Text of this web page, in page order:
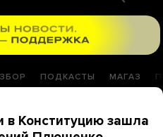
ПОДКАСТЫ МАГАЗ
в Конституцию зашла